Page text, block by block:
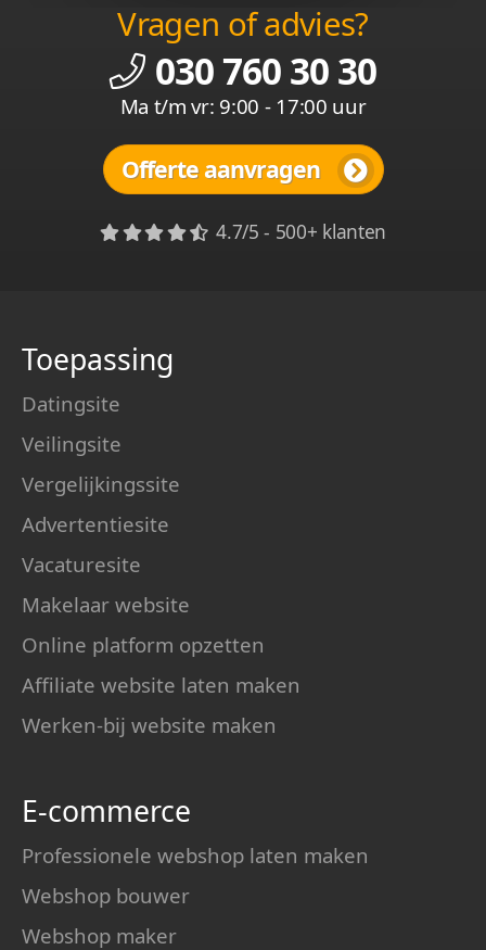
Vragen of advies?
030 760 30 30
Ma t/m vr: 9:00 - 17:00 uur
Offerte aanvragen
4.7/5 - 500+ klanten
Toepassing
Datingsite
Veilingsite
Vergelijkingssite
Advertentiesite
Vacaturesite
Makelaar website
Online platform opzetten
Affiliate website laten maken
Werken-bij website maken
E-commerce
Professionele webshop laten maken
Webshop bouwer
Webshop maker